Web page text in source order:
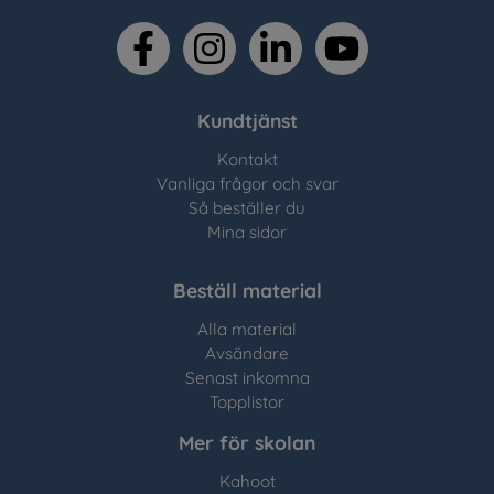
facebookinstagramlinkedin youtube
Kundtjänst
Kontakt
Vanliga frågor och svar
Så beställer du
Mina sidor
Beställ material
Alla material
Avsändare
Senast inkomna
Topplistor
Mer för skolan
Kahoot